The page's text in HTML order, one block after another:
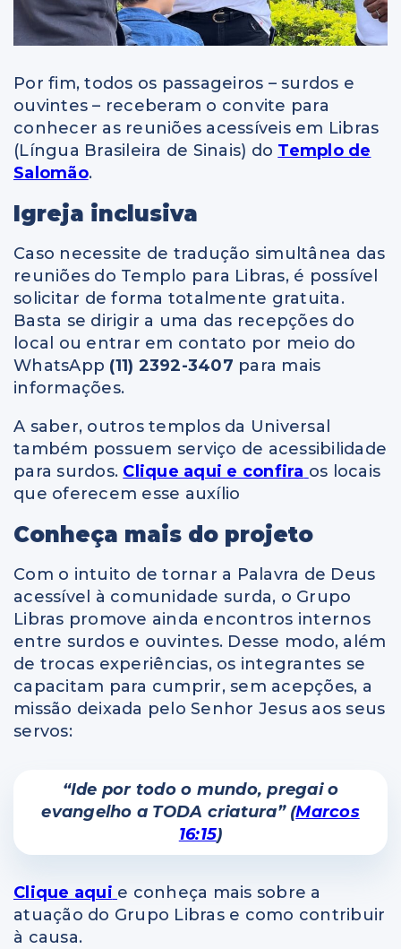
Por fim, todos os passageiros – surdos e
ouvintes – receberam o convite para
conhecer as reuniões acessíveis em Libras
(Língua Brasileira de Sinais) do Templo de
Salomão.
Igreja inclusiva
Caso necessite de tradução simultânea das
reuniões do Templo para Libras, é possível
solicitar de forma totalmente gratuita.
Basta se dirigir a uma das recepções do
local ou entrar em contato por meio do
WhatsApp (11) 2392-3407 para mais
informações.
A saber, outros templos da Universal
também possuem serviço de acessibilidade
para surdos. Clique aqui e confira os locais
que oferecem esse auxílio
Conheça mais do projeto
Com o intuito de tornar a Palavra de Deus
acessível à comunidade surda, o Grupo
Libras promove ainda encontros internos
entre surdos e ouvintes. Desse modo, além
de trocas experiências, os integrantes se
capacitam para cumprir, sem acepções, a
missão deixada pelo Senhor Jesus aos seus
servos:
“Ide por todo o mundo, pregai o
evangelho a TODA criatura” (Marcos
16:15)
Clique aqui e conheça mais sobre a
atuação do Grupo Libras e como contribuir
à causa.